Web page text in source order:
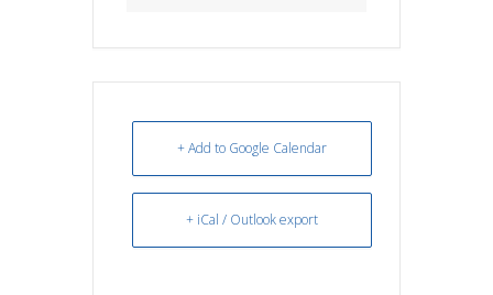
+ Add to Google Calendar
+ iCal / Outlook export